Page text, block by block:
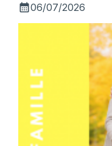
calendar_month06/07/2026